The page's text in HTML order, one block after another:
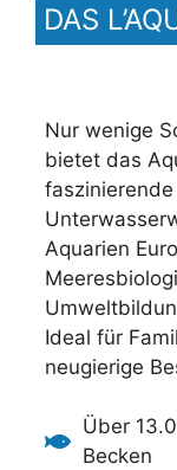
DAS
Nur wenige
bietet das
Aquarien
Ideal für
neugierige
Über
Becken